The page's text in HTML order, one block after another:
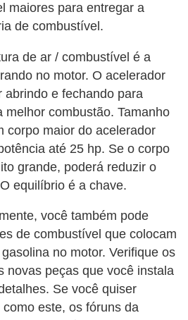
maiores para entregar a
de combustível.
de ar / combustível é a
no motor. O acelerador
abrindo e fechando para
melhor combustão. Tamanho
corpo maior do acelerador
até 25 hp. Se o corpo
grande, poderá reduzir o
equilíbrio é a chave.
você também pode
de combustível que colocam
no motor. Verifique os
novas peças que você instala
Se você quiser
este, os fóruns da